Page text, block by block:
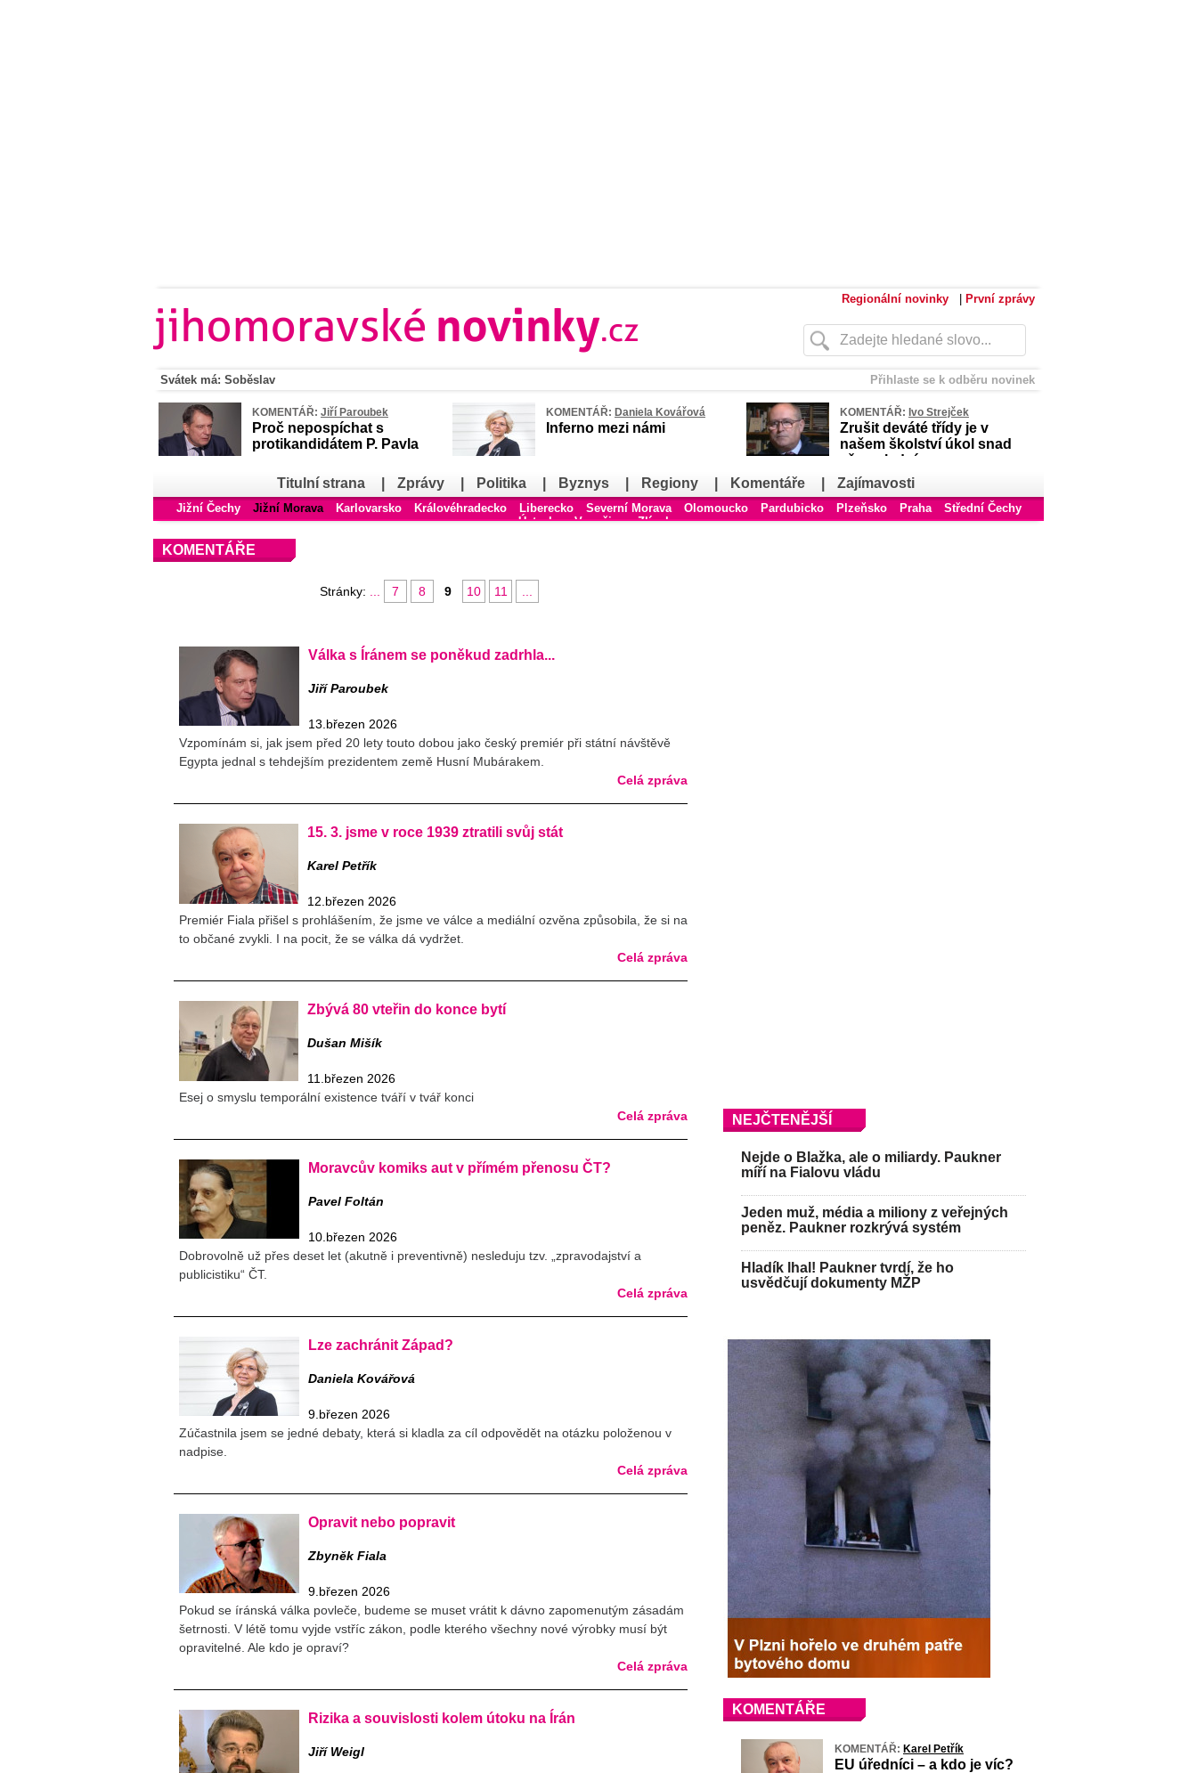
Regionální novinky První zprávy
Přihlaste se k odběru novinek
Svátek má: Soběslav
KOMENTÁŘ: Jiří Paroubek
Proč nepospíchat s
protikandidátem P. Pavla
KOMENTÁŘ: Daniela Kovářová
Inferno mezi námi
KOMENTÁŘ: Ivo Strejček
Zrušit deváté třídy je v
našem školství úkol snad
až poslední
Titulní strana
Zprávy Politika Byznys Regiony Komentáře Zajímavosti
Jižní Čechy Jižní Morava Karlovarsko Královéhradecko Liberecko Severní Morava Olomoucko Pardubicko Plzeňsko Praha
Střední Čechy
Ústecko
Vysočina Zlínsko
KOMENTÁŘE
Stránky: 7 8 9 10 11
Válka s Íránem se poněkud zadrhla...
Jiří Paroubek
13.březen 2026
Vzpomínám si, jak jsem před 20 lety touto dobou jako český premiér při státní návštěvě
Egypta jednal s tehdejším prezidentem země Husní Mubárakem.
Celá zpráva
15. 3. jsme v roce 1939 ztratili svůj stát
Karel Petřík
12.březen 2026
Premiér Fiala přišel s prohlášením, že jsme ve válce a mediální ozvěna způsobila, že si na
to občané zvykli. I na pocit, že se válka dá vydržet.
Celá zpráva
Zbývá 80 vteřin do konce bytí
Dušan Mišík
11.březen 2026
Esej o smyslu temporální existence tváří v tvář konci
Celá zpráva
Moravcův komiks aut v přímém přenosu ČT?
Pavel Foltán
10.březen 2026
Dobrovolně už přes deset let (akutně i preventivně) nesleduju tzv. „zpravodajství a
publicistiku“ ČT.
Celá zpráva
Lze zachránit Západ?
Daniela Kovářová
9.březen 2026
Zúčastnila jsem se jedné debaty, která si kladla za cíl odpovědět na otázku položenou v
nadpise.
Celá zpráva
Opravit nebo popravit
Zbyněk Fiala
9.březen 2026
Pokud se íránská válka povleče, budeme se muset vrátit k dávno zapomenutým zásadám
šetrnosti. V létě tomu vyjde vstříc zákon, podle kterého všechny nové výrobky musí být
opravitelné. Ale kdo je opraví?
Celá zpráva
Rizika a souvislosti kolem útoku na Írán
Jiří Weigl
NEJČTENĚJŠÍ
Nejde o Blažka, ale o miliardy. Paukner
míří na Fialovu vládu
Jeden muž, média a miliony z veřejných
peněz. Paukner rozkrývá systém
Hladík lhal! Paukner tvrdí, že ho
usvědčují dokumenty MŽP
KOMENTÁŘE
KOMENTÁŘ: Karel Petřík
EU úředníci – a kdo je víc?